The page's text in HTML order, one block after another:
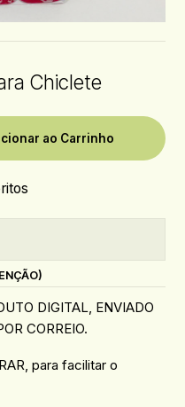
Chiclete
ao Carrinho
DIGITAL, ENVIADO
CORREIO.
para facilitar o